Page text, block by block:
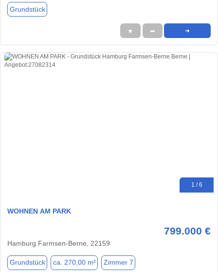
Grundstück
★ ➦ ➜
1 / 6
WOHNEN AM PARK
799.000 €
Hamburg Farmsen-Berne, 22159
Grundstück ca. 270,00 m² Zimmer 7